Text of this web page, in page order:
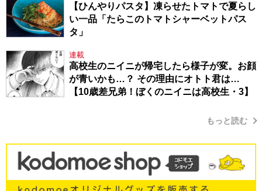
【ひんやりパスタ】凍らせたトマトで夏らし
い一品「たらこのトマトシャーベットパス
タ」
連載
高校生のニイニが帰宅したら様子が変。お顔
が青いかも…？ その理由にオトト君は…
【10歳差兄弟！ぼくのニイニは高校生・3】
もっと読む